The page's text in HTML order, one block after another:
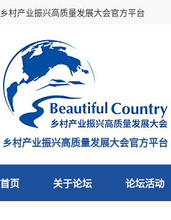
乡村产业振兴高质量发展大会官方平台
乡村产业振兴高质量发展大会官方平台
首页 关于论坛 论坛活动